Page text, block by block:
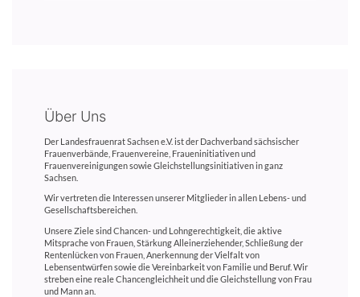
Über Uns
Der Landesfrauenrat Sachsen e.V. ist der Dachverband sächsischer
Frauenverbände, Frauenvereine, Fraueninitiativen und
Frauenvereinigungen sowie Gleichstellungsinitiativen in ganz
Sachsen.
Wir vertreten die Interessen unserer Mitglieder in allen Lebens- und
Gesellschaftsbereichen.
Unsere Ziele sind Chancen- und Lohngerechtigkeit, die aktive
Mitsprache von Frauen, Stärkung Alleinerziehender, Schließung der
Rentenlücken von Frauen, Anerkennung der Vielfalt von
Lebensentwürfen sowie die Vereinbarkeit von Familie und Beruf. Wir
streben eine reale Chancengleichheit und die Gleichstellung von Frau
und Mann an.